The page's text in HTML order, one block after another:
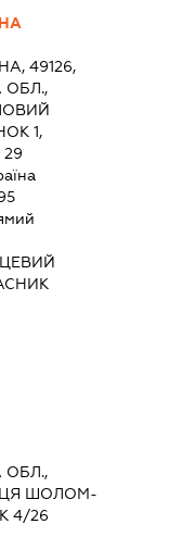
49126,
ОБЛ.,
1,
ОБЛ.,
ШОЛОМ-
4/26